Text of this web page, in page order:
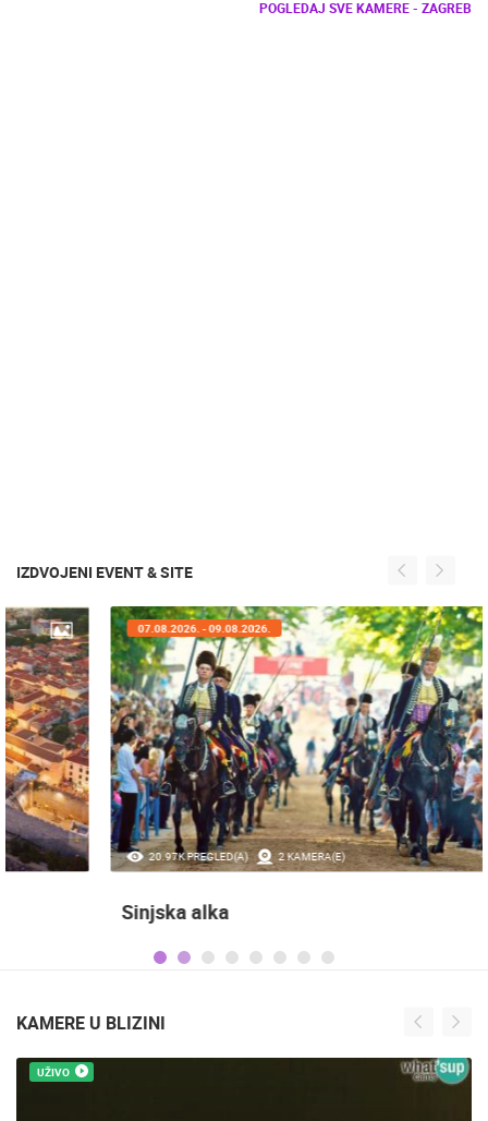
POGLEDAJ SVE KAMERE - ZAGREB
IZDVOJENI EVENT & SITE
20.97K PREGLED(A) 2 KAMERA(E)
07.08.2026. - 09.08.2026.
Sinjska alka
KAMERE U BLIZINI
UŽIVO